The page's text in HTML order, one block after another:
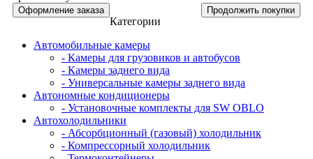
Оформление заказа Продолжить покупки
Категории
Автомобильные камеры
- Камеры для грузовиков и автобусов
- Камеры заднего вида
- Универсальные камеры заднего вида
Автономные кондиционеры
- Установочные комплекты для SW OBLO
Автохолодильники
- Абсорбционный (газовый) холодильник
- Компрессорный холодильник